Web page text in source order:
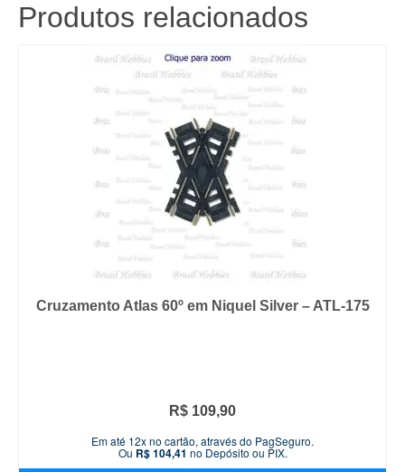
Produtos relacionados
Cruzamento Atlas 60º em Niquel Silver – ATL-175
R$ 109,90
Em até 12x no cartão, através do PagSeguro.
Ou R$104,41 no Depósito ou PIX.